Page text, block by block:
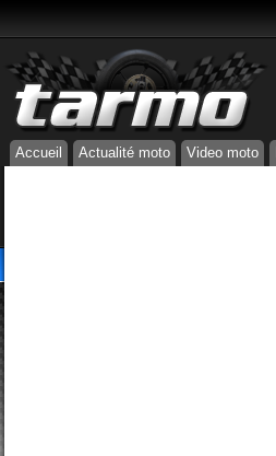
Accueil Actualité moto Video moto